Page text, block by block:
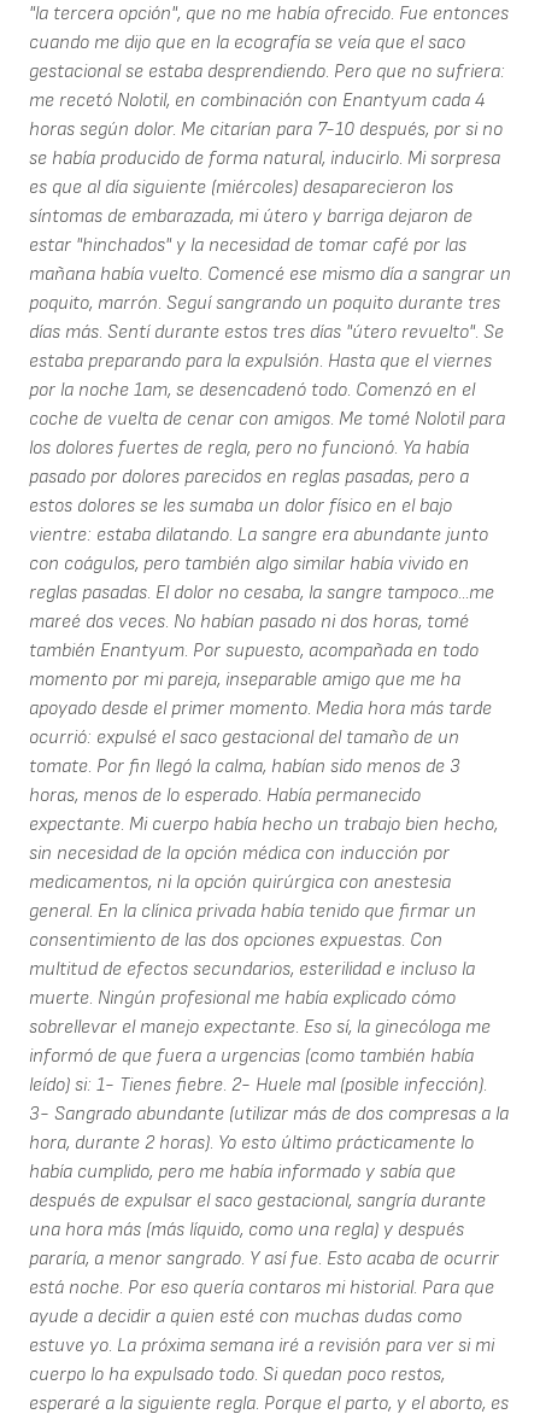
"la tercera opción", que no me había ofrecido. Fue entonces
cuando me dijo que en la ecografía se veía que el saco
gestacional se estaba desprendiendo. Pero que no sufriera:
me recetó Nolotil, en combinación con Enantyum cada 4
horas según dolor. Me citarían para 7-10 después, por si no
se había producido de forma natural, inducirlo. Mi sorpresa
es que al día siguiente (miércoles) desaparecieron los
síntomas de embarazada, mi útero y barriga dejaron de
estar "hinchados" y la necesidad de tomar café por las
mañana había vuelto. Comencé ese mismo día a sangrar un
poquito, marrón. Seguí sangrando un poquito durante tres
días más. Sentí durante estos tres días "útero revuelto". Se
estaba preparando para la expulsión. Hasta que el viernes
por la noche 1am, se desencadenó todo. Comenzó en el
coche de vuelta de cenar con amigos. Me tomé Nolotil para
los dolores fuertes de regla, pero no funcionó. Ya había
pasado por dolores parecidos en reglas pasadas, pero a
estos dolores se les sumaba un dolor físico en el bajo
vientre: estaba dilatando. La sangre era abundante junto
con coágulos, pero también algo similar había vivido en
reglas pasadas. El dolor no cesaba, la sangre tampoco...me
mareé dos veces. No habían pasado ni dos horas, tomé
también Enantyum. Por supuesto, acompañada en todo
momento por mi pareja, inseparable amigo que me ha
apoyado desde el primer momento. Media hora más tarde
ocurrió: expulsé el saco gestacional del tamaño de un
tomate. Por fin llegó la calma, habían sido menos de 3
horas, menos de lo esperado. Había permanecido
expectante. Mi cuerpo había hecho un trabajo bien hecho,
sin necesidad de la opción médica con inducción por
medicamentos, ni la opción quirúrgica con anestesia
general. En la clínica privada había tenido que firmar un
consentimiento de las dos opciones expuestas. Con
multitud de efectos secundarios, esterilidad e incluso la
muerte. Ningún profesional me había explicado cómo
sobrellevar el manejo expectante. Eso sí, la ginecóloga me
informó de que fuera a urgencias (como también había
leído) si: 1- Tienes fiebre. 2- Huele mal (posible infección).
3- Sangrado abundante (utilizar más de dos compresas a la
hora, durante 2 horas). Yo esto último prácticamente lo
había cumplido, pero me había informado y sabía que
después de expulsar el saco gestacional, sangría durante
una hora más (más líquido, como una regla) y después
pararía, a menor sangrado. Y así fue. Esto acaba de ocurrir
está noche. Por eso quería contaros mi historial. Para que
ayude a decidir a quien esté con muchas dudas como
estuve yo. La próxima semana iré a revisión para ver si mi
cuerpo lo ha expulsado todo. Si quedan poco restos,
esperaré a la siguiente regla. Porque el parto, y el aborto, es